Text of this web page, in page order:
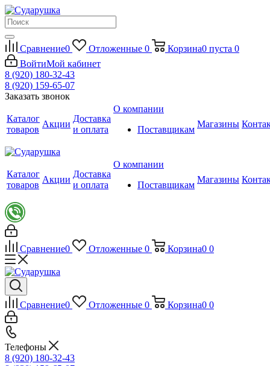
Сравнение0 Отложенные 0 Корзина0 пуста 0
ВойтиМой кабинет
8 (920) 180-32-43
8 (920) 159-65-07
Заказать звонок
Каталог
товаров
Акции
Доставка
и оплата
О компании
Поставщикам
Магазины
Каталог
товаров
Акции
Доставка
и оплата
О компании
Поставщикам
Магазины
Сравнение0 Отложенные 0 Корзина0 0
Сравнение0 Отложенные 0 Корзина0 0
Телефоны
8 (920) 180-32-43